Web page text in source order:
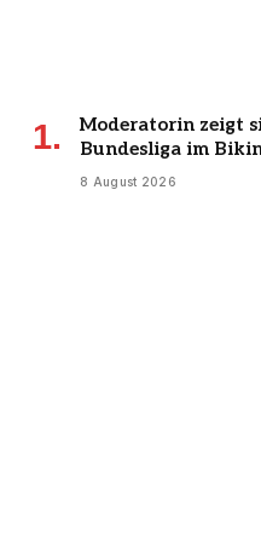
Moderatorin zeigt
Bundesliga im
8 August 2026